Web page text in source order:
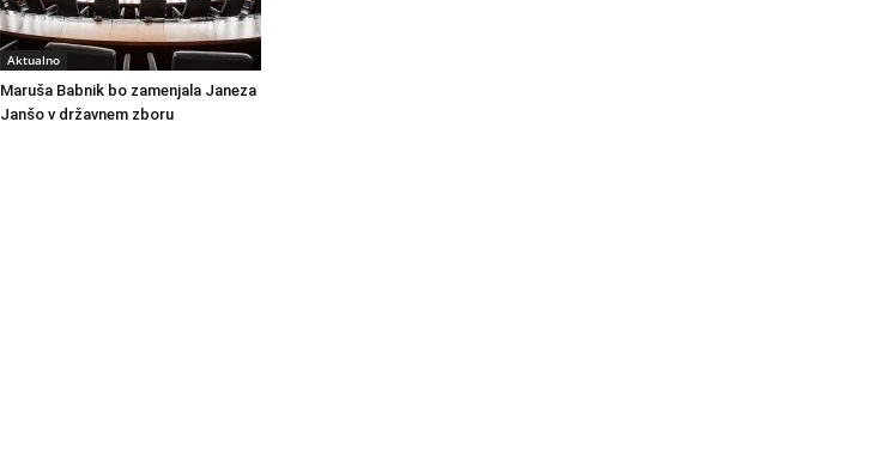
Aktualno
Maruša Babnik bo zamenjala Janeza
Janšo v državnem zboru